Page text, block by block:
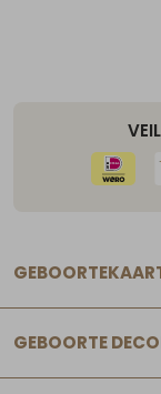
GEBOORTE